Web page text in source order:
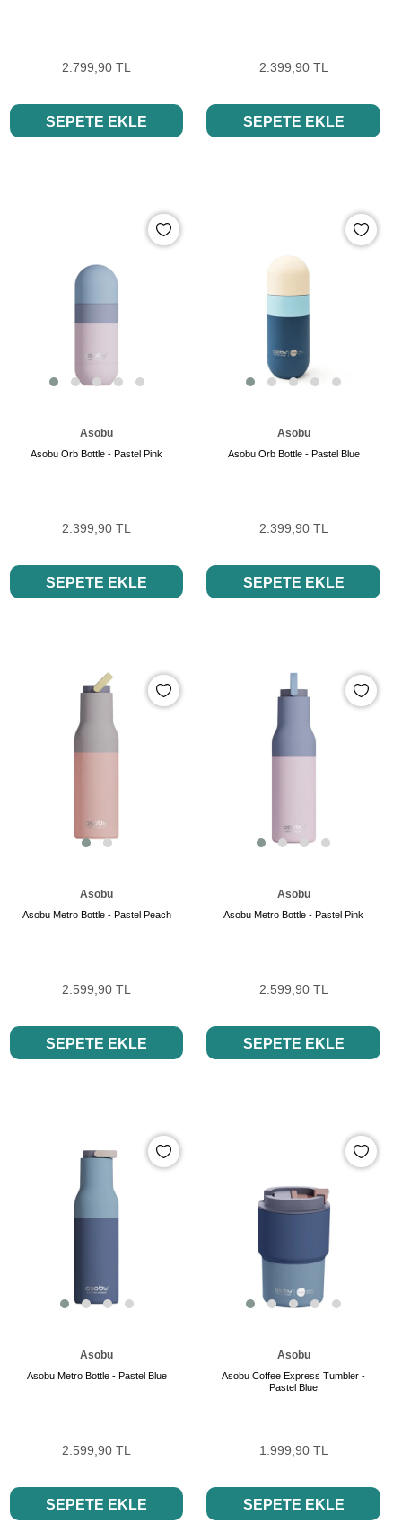
2.799,90 TL
SEPETE EKLE
2.399,90 TL
SEPETE EKLE
Asobu
Asobu Orb Bottle - Pastel Pink
2.399,90 TL
SEPETE EKLE
Asobu
Asobu Orb Bottle - Pastel Blue
2.399,90 TL
SEPETE EKLE
Asobu
Asobu Metro Bottle - Pastel Peach
2.599,90 TL
SEPETE EKLE
Asobu
Asobu Metro Bottle - Pastel Pink
2.599,90 TL
SEPETE EKLE
Asobu
Asobu Metro Bottle - Pastel Blue
2.599,90 TL
SEPETE EKLE
Asobu
Asobu Coffee Express Tumbler -
Pastel Blue
1.999,90 TL
SEPETE EKLE